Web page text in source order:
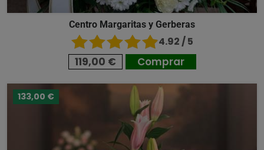
Centro Margaritas y Gerberas
4.92 / 5
119,00 € Comprar
133,00 €